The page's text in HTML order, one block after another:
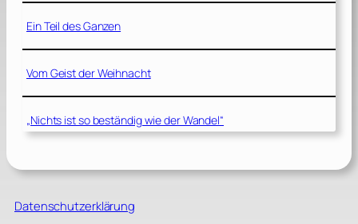
Ein Teil des Ganzen
Vom Geist der Weihnacht
„Nichts ist so beständig wie der Wandel“
Datenschutzerklärung